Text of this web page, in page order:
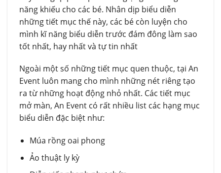
năng khiếu cho các bé. Nhân dịp biểu diễn
những tiết mục thế này, các bé còn luyện cho
mình kĩ năng biểu diễn trước đám đông làm sao
tốt nhất, hay nhất và tự tin nhất
Ngoài một số những tiết mục quen thuộc, tại An
Event luôn mang cho mình những nét riêng tạo
ra từ những hoạt động nhỏ nhất. Các tiết mục
mở màn, An Event có rất nhiều list các hạng mục
biểu diễn đặc biệt như:
Múa rồng oai phong
Ảo thuật ly kỳ